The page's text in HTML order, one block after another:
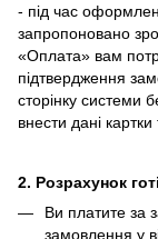
- під час
запропоновано
«Оплата» вам
підтвердження
сторінку системи
внести дані
2. Розрахунок
Ви платите за
замовлення у